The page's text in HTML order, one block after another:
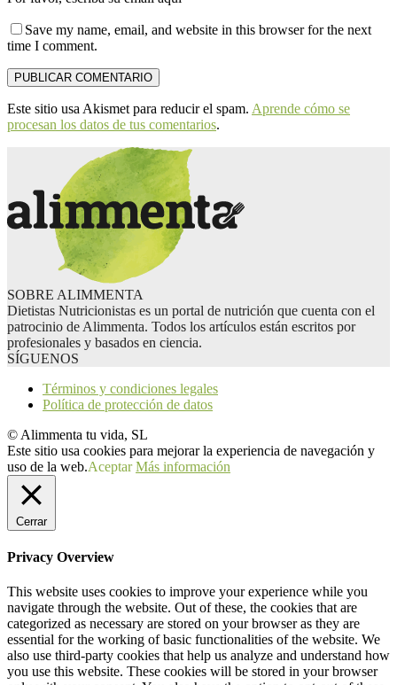
Save my name, email, and website in this browser for the next
time I comment.
Este sitio usa Akismet para reducir el spam. Aprende cómo se
procesan los datos de tus comentarios.
SOBRE ALIMMENTA
Dietistas Nutricionistas es un portal de nutrición que cuenta con el
patrocinio de Alimmenta. Todos los artículos están escritos por
profesionales y basados en ciencia.
SÍGUENOS
Términos y condiciones legales
Política de protección de datos
© Alimmenta tu vida, SL
Este sitio usa cookies para mejorar la experiencia de navegación y
uso de la web.Aceptar Más información
Cerrar
Privacy Overview
This website uses cookies to improve your experience while you
navigate through the website. Out of these, the cookies that are
categorized as necessary are stored on your browser as they are
essential for the working of basic functionalities of the website. We
also use third-party cookies that help us analyze and understand how
you use this website. These cookies will be stored in your browser